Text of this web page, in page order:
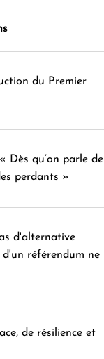
du Premier
Dès qu’on parle de
perdants »
d'alternative
référendum ne
de résilience et